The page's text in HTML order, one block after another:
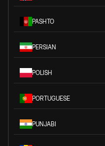
PASHTO
PERSIAN
POLISH
PORTUGUESE
PUNJABI